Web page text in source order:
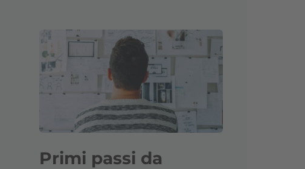
Primi passi da